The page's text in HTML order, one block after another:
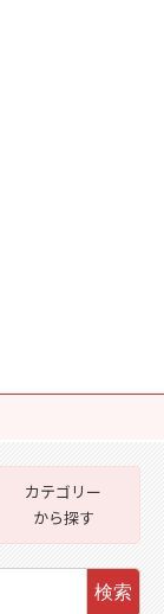
カテゴリー
から探す
検索